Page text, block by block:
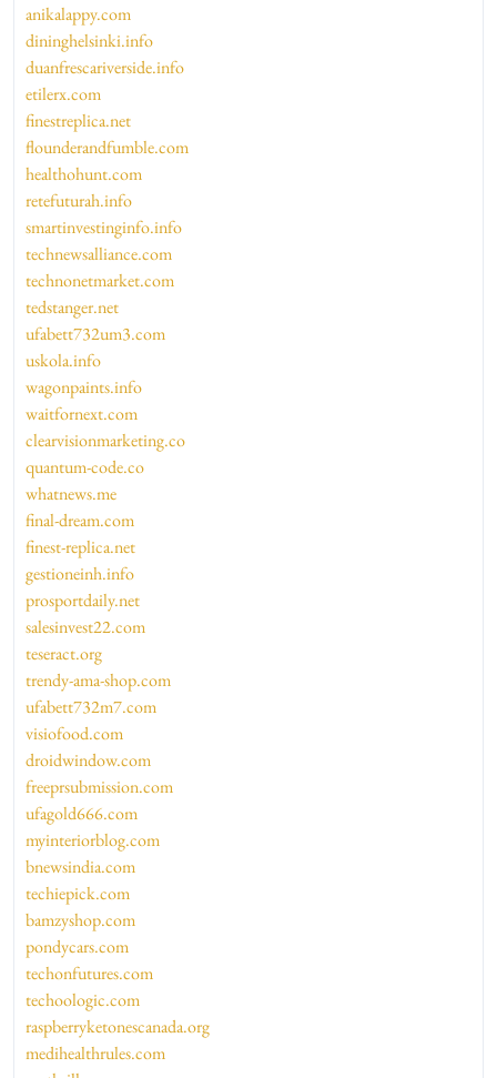
anikalappy.com
dininghelsinki.info
duanfrescariverside.info
etilerx.com
finestreplica.net
flounderandfumble.com
healthohunt.com
retefuturah.info
smartinvestinginfo.info
technewsalliance.com
technonetmarket.com
tedstanger.net
ufabett732um3.com
uskola.info
wagonpaints.info
waitfornext.com
clearvisionmarketing.co
quantum-code.co
whatnews.me
final-dream.com
finest-replica.net
gestioneinh.info
prosportdaily.net
salesinvest22.com
teseract.org
trendy-ama-shop.com
ufabett732m7.com
visiofood.com
droidwindow.com
freeprsubmission.com
ufagold666.com
myinteriorblog.com
bnewsindia.com
techiepick.com
bamzyshop.com
pondycars.com
techonfutures.com
techoologic.com
raspberryketonescanada.org
medihealthrules.com